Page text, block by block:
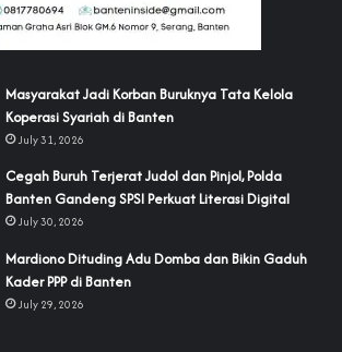
‎Masyarakat Jadi Korban Buruknya Tata Kelola
Koperasi Syariah di Banten
July 31, 2026
Cegah Buruh Terjerat Judol dan Pinjol, Polda
Banten Gandeng SPSI Perkuat Literasi Digital
July 30, 2026
‎Mardiono Dituding Adu Domba dan Bikin Gaduh
Kader PPP di Banten
July 29, 2026